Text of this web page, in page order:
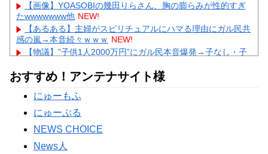
【画像】YOASOBIの幾田りらさん、胸の膨らみが性的すぎ
たwwwwwww他 NEW!
【あるある】主婦がスピリチュアルにハマる理由にガル民共
感の嵐→本音続々ｗｗｗ NEW!
【物議】”子供1人2000万円”にガル民本音爆発→子なし・子
【物議】ひろゆき氏に嫁ブチギレ離婚宣言→まさかの結末に
ガル民騒然ｗｗｗ NEW!
【続報】三山凌輝、あんかけパスタ店も割烹店もピンチ→ガ
ル民「自業自得」大合唱ｗｗｗ
Powered by livedoor 相互RSS
おすすめ！アンテナサイト様
にゅーもふ
にゅーぷる
NEWS CHOICE
News人